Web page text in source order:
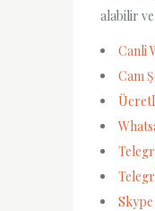
alabilir ve
Canli
Cam